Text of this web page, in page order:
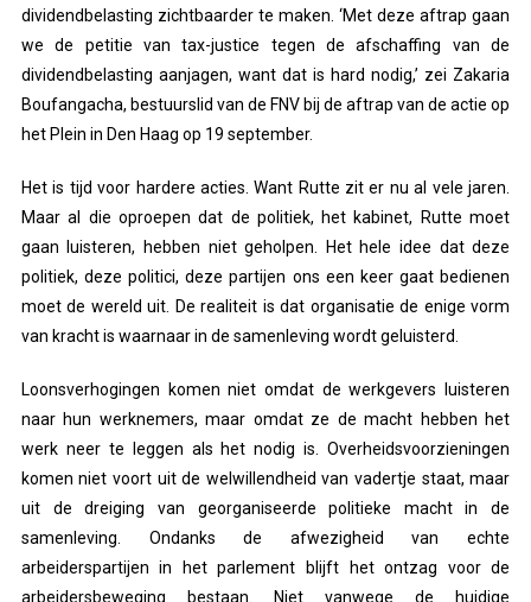
dividendbelasting zichtbaarder te maken. ‘Met deze aftrap gaan
we de petitie van tax-justice tegen de afschaffing van de
dividendbelasting aanjagen, want dat is hard nodig,’ zei Zakaria
Boufangacha, bestuurslid van de FNV bij de aftrap van de actie op
het Plein in Den Haag op 19 september.
Het is tijd voor hardere acties. Want Rutte zit er nu al vele jaren.
Maar al die oproepen dat de politiek, het kabinet, Rutte moet
gaan luisteren, hebben niet geholpen. Het hele idee dat deze
politiek, deze politici, deze partijen ons een keer gaat bedienen
moet de wereld uit. De realiteit is dat organisatie de enige vorm
van kracht is waarnaar in de samenleving wordt geluisterd.
Loonsverhogingen komen niet omdat de werkgevers luisteren
naar hun werknemers, maar omdat ze de macht hebben het
werk neer te leggen als het nodig is. Overheidsvoorzieningen
komen niet voort uit de welwillendheid van vadertje staat, maar
uit de dreiging van georganiseerde politieke macht in de
samenleving. Ondanks de afwezigheid van echte
arbeiderspartijen in het parlement blijft het ontzag voor de
arbeidersbeweging bestaan. Niet vanwege de huidige